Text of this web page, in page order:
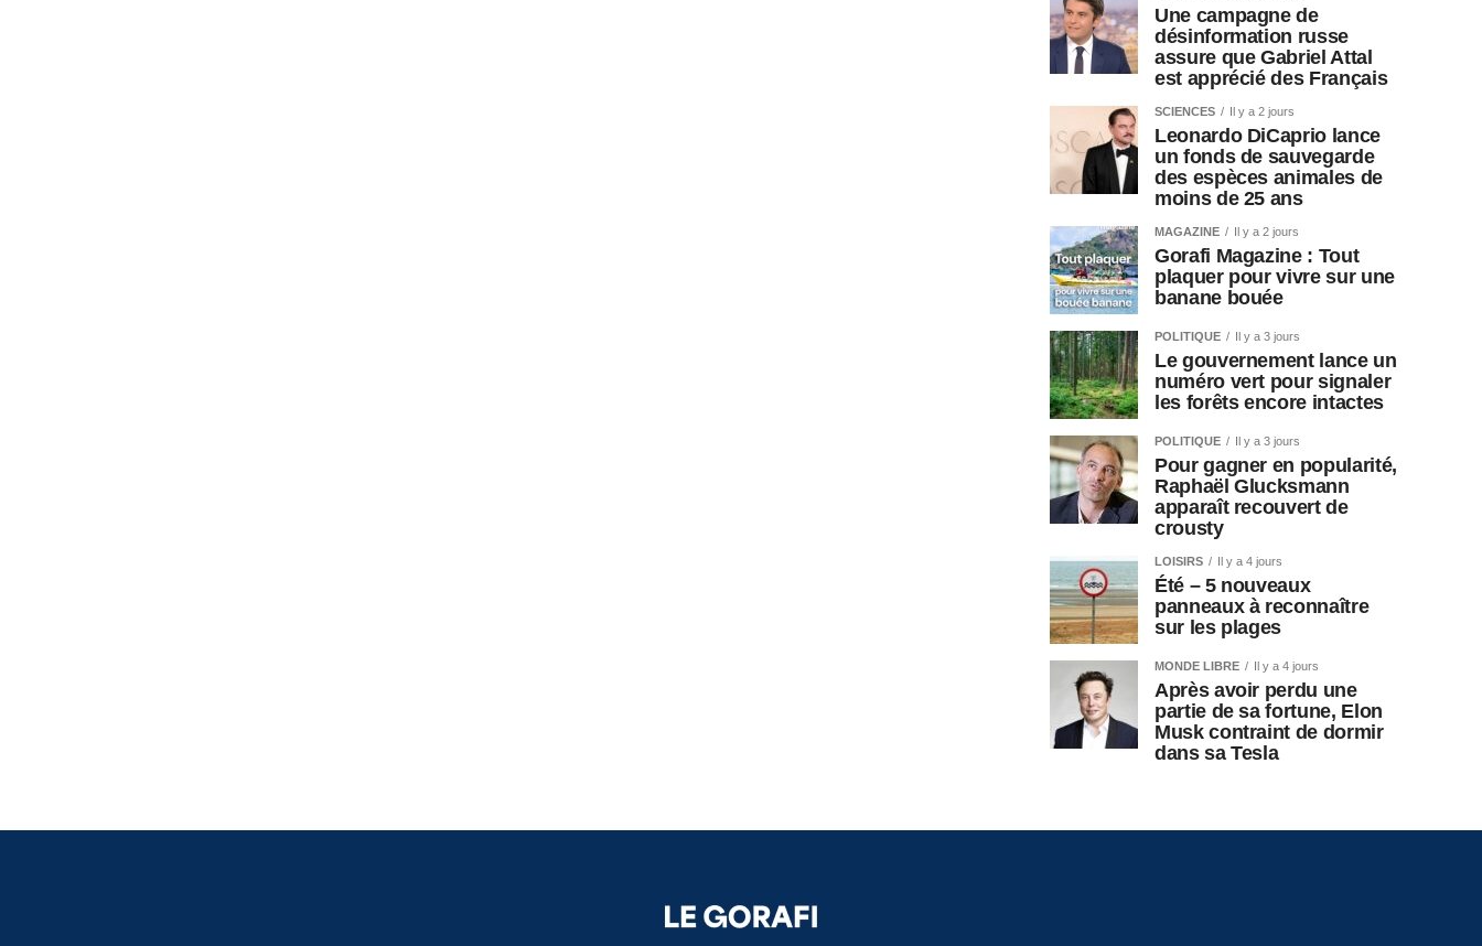
Une campagne de
désinformation russe
assure que Gabriel Attal
est apprécié des Français
SCIENCES Il y a 2 jours
Leonardo DiCaprio lance
un fonds de sauvegarde
des espèces animales de
moins de 25 ans
MAGAZINE Il y a 2 jours
Gorafi Magazine : Tout
plaquer pour vivre sur une
banane bouée
POLITIQUE Il y a 3 jours
Le gouvernement lance un
numéro vert pour signaler
les forêts encore intactes
POLITIQUE Il y a 3 jours
Pour gagner en popularité,
Raphaël Glucksmann
apparaît recouvert de
crousty
LOISIRS Il y a 4 jours
Été – 5 nouveaux
panneaux à reconnaître
sur les plages
MONDE LIBRE Il y a 4 jours
Après avoir perdu une
partie de sa fortune, Elon
Musk contraint de dormir
dans sa Tesla